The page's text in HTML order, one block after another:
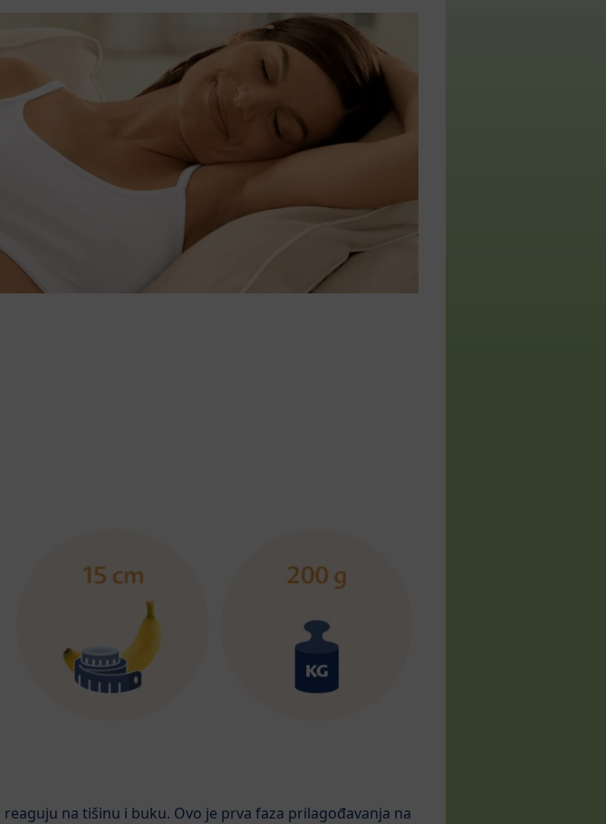
na tišinu i buku. Ovo je prva faza prilagođavanja na